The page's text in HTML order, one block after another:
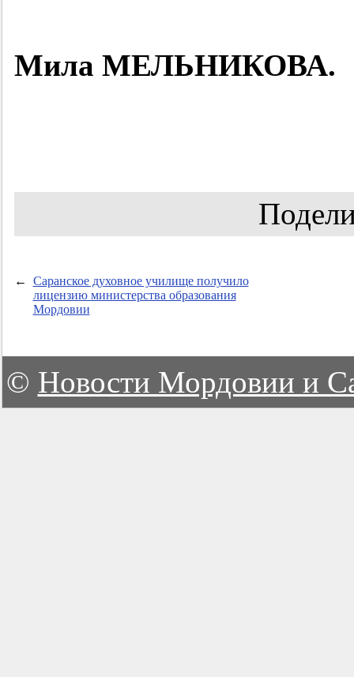
Мила МЕЛЬНИКОВА.
←
Саранское духовное училище получило
лицензию министерства образования
Мордовии
© Новости Мордовии и